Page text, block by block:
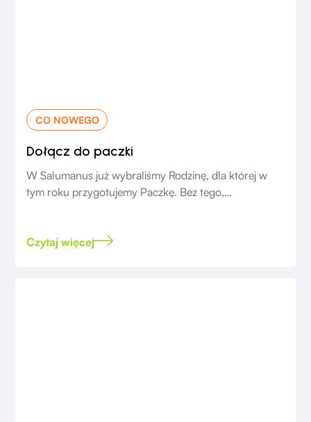
CO NOWEGO
Dołącz do paczki
W Salumanus już wybraliśmy Rodzinę, dla której w
tym roku przygotujemy Paczkę. Bez tego,
Czytaj więcej